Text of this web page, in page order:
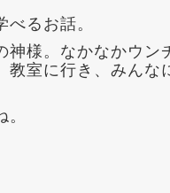
るお話。
様。なかなかウン
室に行き、みんな